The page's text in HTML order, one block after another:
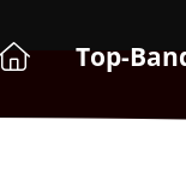
Top-